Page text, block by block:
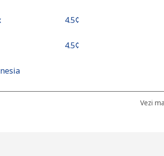
⁦4.5¢⁩
⁦4.5¢⁩
Vezi